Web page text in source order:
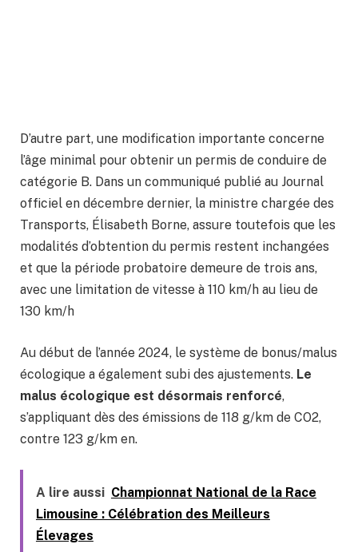
D’autre part, une modification importante concerne
l’âge minimal pour obtenir un permis de conduire de
catégorie B. Dans un communiqué publié au Journal
officiel en décembre dernier, la ministre chargée des
Transports, Élisabeth Borne, assure toutefois que les
modalités d’obtention du permis restent inchangées
et que la période probatoire demeure de trois ans,
avec une limitation de vitesse à 110 km/h au lieu de
130 km/h
Au début de l’année 2024, le système de bonus/malus
écologique a également subi des ajustements. Le
malus écologique est désormais renforcé,
s’appliquant dès des émissions de 118 g/km de CO2,
contre 123 g/km en.
A lire aussi Championnat National de la Race
Limousine : Célébration des Meilleurs
Élevages